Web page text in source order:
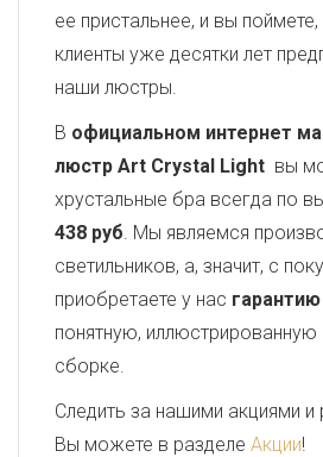
ее пристальнее, и вы
клиенты уже десятки лет
наши люстры.
В официальном интернет
люстр Art Crystal Light вы
хрустальные бра всегда по
438 руб. Мы являемся
светильников, а, значит, с
приобретаете у нас
понятную, иллюстрированную
сборке.
Следить за нашими акциями
Вы можете в разделе Акции!